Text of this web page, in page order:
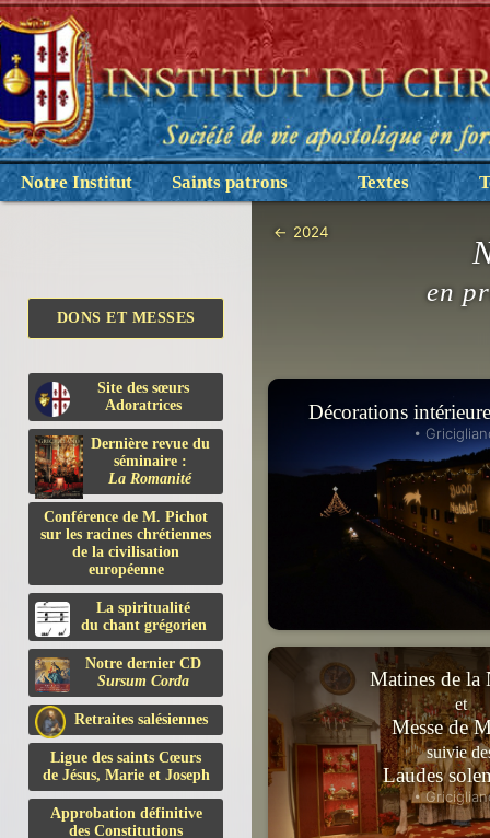
Notre Institut Saints patrons Textes
DONS ET MESSES
Site des sœurs
Adoratrices
Dernière revue du
séminaire :
La Romanité
Conférence de M. Pichot
sur les racines chrétiennes
de la civilisation
européenne
La spiritualité
du chant grégorien
Notre dernier CD
Sursum Corda
Retraites salésiennes
Ligue des saints Cœurs
de Jésus, Marie et Joseph
Approbation définitive
des Constitutions
← 2024
en
Décorations
•
Matines de la
et
Messe de
suivie
Laudes
•